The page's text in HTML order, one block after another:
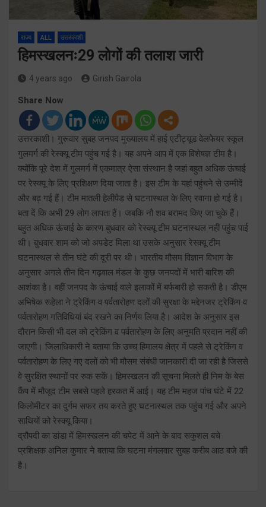
राज्य ALL उत्तरकाशी
हिमस्खलनः29 लोगों की तलाश जारी
4 years ago Girish Gairola
Share Now
उत्तरकाशी। गुरूवार सुबह जनपद मुख्यालय में हाई एटीट्यूड वेलफेयर स्कूल
गुलमर्ग की रेस्क्यू टीम पहुंच गई है। यह अपने आप में एक विशेषज्ञ टीम है।
क्योंकि पूरे देश में गुलमर्ग में एकमात्र ऐसा संस्थान है जहां बहुत अधिक ऊंचाई
पर रेस्क्यू के लिए प्रशिक्षण दिया जाता है। इस टीम के यहां पहुंचने से उम्मीदें
और बढ़ गई हैं। टीम मातली हेलीपैड से घटनास्थल के लिए रवाना हो गई है।
बता दें कि अभी 29 लोग लापता हैं। जबकि नौ शव बरामद किए जा चुके हैं।
बहुत अधिक ऊंचाई के कारण बुधवार को रेस्क्यू टीम घटनास्थल नहीं पहुंच पाई
थी। बुधवार शाम को जो अपडेट मिला था उसके अनुसार रेस्क्यू टीम
घटनास्थल से तीन घंटे की दूरी पर थी। भारतीय मौसम विज्ञान विभाग के
अनुसार अगले तीन दिन गढ़वाल मंडल के कुछ जनपदों में भारी बारिश की
आशंका है। वहीं जनपद के ऊंचाई वाले इलाकों में बर्फबारी हो सकती है। डीएम
अभिषेक रूहेला ने ट्रेकिंग व पर्वतारोहण दलों की सुरक्षा के मद्देनजर ट्रेकिंग व
पर्वतारोहण गतिविधियां बंद रखने का निर्णय लिया है। आदेश के अनुसार इस
दौरान किसी भी दल को ट्रेकिंग व पर्वतारोहण के लिए अनुमति प्रदान नहीं की
जाएगी। जिलाधिकारी ने बताया कि उच्च हिमालय क्षेत्र में पहले से ट्रेकिंग व
पर्वतारोहण के लिए गए दलों को भी मौसम संबंधी जानकारी दी जा रही है जिससे
वे सुरक्षित स्थानों पर रुक सकें। हिमस्खलन की सूचना मिलते ही निम के बेस
कैंप में मौजूद टीम सबसे पहले हरकत में आई। यह टीम महज पांच घंटे में 22
किलोमीटर का दुर्गम सफर तय करते हुए घटनास्थल तक पहुंच गई और अपने
साथियों को रेस्क्यू किया।
द्रौपदी का डांडा में हिमस्खलन की चपेट में आने के बाद सकुशल बचे
प्रशिक्षक अनिल कुमार ने बताया कि घटना मंगलवार सुबह करीब आठ बजे की
है।